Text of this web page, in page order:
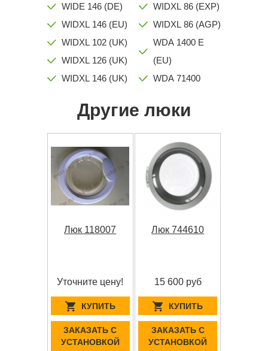
WIDE 146 (DE)
WIDXL 146 (EU)
WIDXL 102 (UK)
WIDXL 126 (UK)
WIDXL 146 (UK)
WIDXL 86 (EXP)
WIDXL 86 (AGP)
WDA 1400 E
(EU)
WDA 71400
Другие люки
Люк 118007
Уточните цену!
КУПИТЬ
ЗАКАЗАТЬ С
УСТАНОВКОЙ
Люк 744610
15 600 руб
КУПИТЬ
ЗАКАЗАТЬ С
УСТАНОВКОЙ